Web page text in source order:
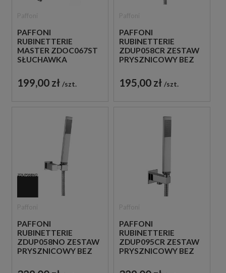
PAFFONI
RUBINETTERIE
MASTER ZDOC067ST
SŁUCHAWKA
SZCZOTKOWANA
199,00 zł szt.
PAFFONI
RUBINETTERIE
ZDUP058CR ZESTAW
PRYSZNICOWY BEZ
195,00 zł szt.
PAFFONI
RUBINETTERIE
ZDUP058NO ZESTAW
PRYSZNICOWY BEZ
PAFFONI
RUBINETTERIE
ZDUP095CR ZESTAW
PRYSZNICOWY BEZ